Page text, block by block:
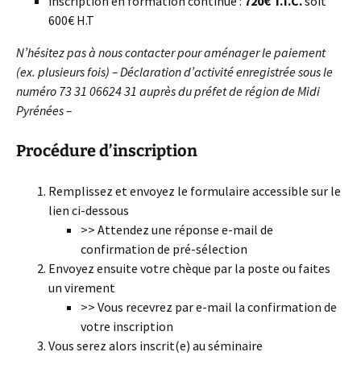
600€ H.T
N’hésitez pas à nous contacter pour aménager le paiement
(ex. plusieurs fois) – Déclaration d’activité enregistrée sous le
numéro 73 31 06624 31 auprès du préfet de région de Midi
Pyrénées –
Procédure d’inscription
Remplissez et envoyez le formulaire accessible sur le
lien ci-dessous
>> Attendez une réponse e-mail de
confirmation de pré-sélection
Envoyez ensuite votre chèque par la poste ou faites
un virement
>> Vous recevrez par e-mail la confirmation de
votre inscription
Vous serez alors inscrit(e) au séminaire